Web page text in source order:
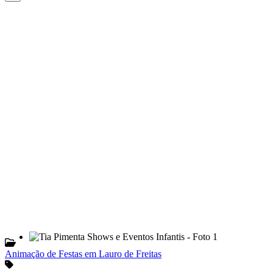
Animação de Festas em Lauro de Freitas